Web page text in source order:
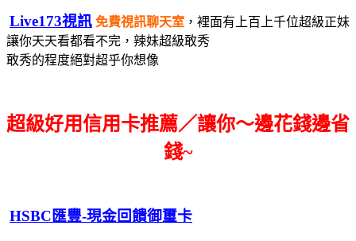
Live173視訊 免費視訊聊天室 ，裡面有上百上千位超級正妹
讓你天天看都看不完，辣妹超級敢秀
敢秀的程度絕對超乎你想像
超級好用信用卡推薦／讓你～邊花錢邊省
錢~
HSBC匯豐-現金回饋御璽卡